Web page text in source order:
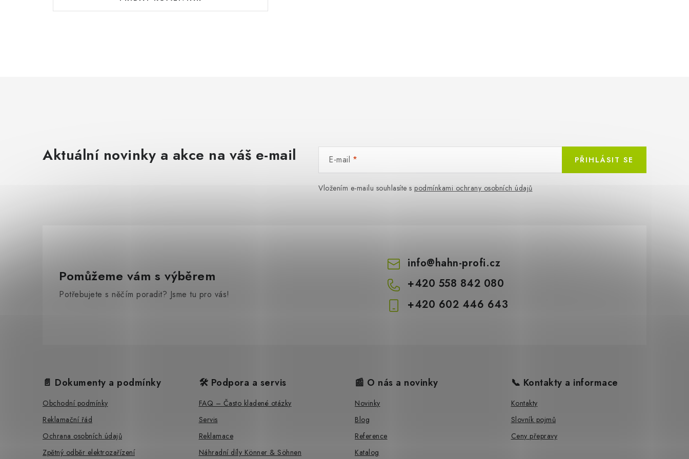
Aktuální novinky a akce na váš e-mail E-mail
Vložením e-mailu souhlasíte s podmínkami ochrany osobních údajů
PŘIHLÁSIT SE
Pomůžeme vám s výběrem
Potřebujete s něčím poradit? Jsme tu pro vás!
info@hahn-profi.cz
+420 558 842 080
+420 602 446 643
📄 Dokumenty a podmínky
Obchodní podmínky
Reklamační řád
Ochrana osobních údajů
Zpětný odběr elektrozařízení
🛠️ Podpora a servis
FAQ – Často kladené otázky
Servis
Reklamace
Náhradní díly Könner & Söhnen
📰 O nás a novinky
Novinky
Blog
Reference
Katalog
📞 Kontakty a informace
Kontakty
Slovník pojmů
Ceny přepravy